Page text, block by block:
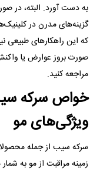
به دست آورد. البته، در
گزینه‌های مدرن در
که این راهکار‌های طبیعی
صورت بروز عوارض یا
مراجعه کنید.
خواص سرکه
ویژگی‌های مو
سرکه سیب از جمله
زمینه مراقبت از مو به